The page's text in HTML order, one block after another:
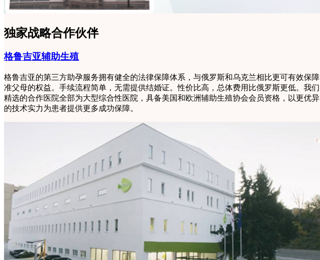
独家战略合作伙伴
格鲁吉亚辅助生殖
格鲁吉亚的第三方助孕服务拥有健全的法律保障体系，与俄罗斯和乌克兰相比更可有效保障
准父母的权益。手续流程简单，无需提供结婚证。性价比高，总体费用比俄罗斯更低。我们
精选的合作医院全部为大型综合性医院，具备美国和欧洲辅助生殖协会会员资格，以更优异
的技术实力为患者提供更多成功保障。